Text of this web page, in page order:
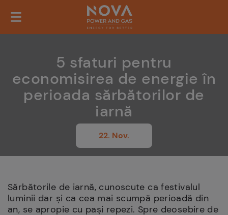
5 sfaturi pentru
economisirea de energie în
perioada sărbătorilor de
iarnă
22. Nov.
Sărbătorile de iarnă, cunoscute ca festivalul
luminii dar și ca cea mai scumpă perioadă din
an, se apropie cu pași repezi. Spre deosebire de